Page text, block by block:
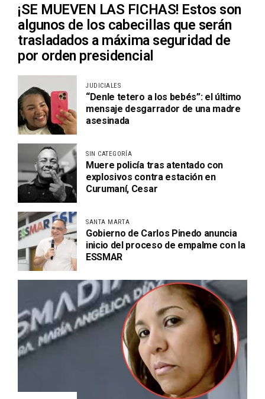
¡SE MUEVEN LAS FICHAS! Estos son
algunos de los cabecillas que serán
trasladados a máxima seguridad de
por orden presidencial
JUDICIALES
“Denle tetero a los bebés”: el último
mensaje desgarrador de una madre
asesinada
SIN CATEGORÍA
Muere policía tras atentado con
explosivos contra estación en
Curumaní, Cesar
SANTA MARTA
Gobierno de Carlos Pinedo anuncia
inicio del proceso de empalme con la
ESSMAR